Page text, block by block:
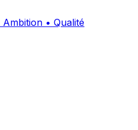
• Qualité